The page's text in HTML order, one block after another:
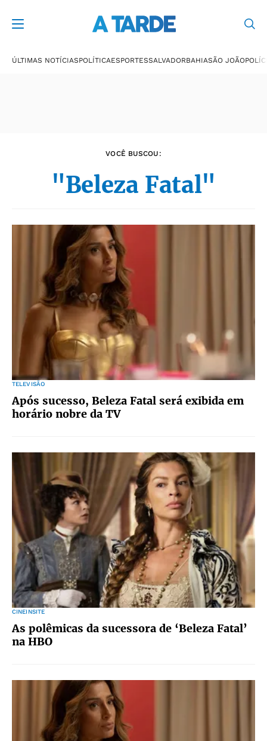
ÚLTIMAS NOTÍCIASPOLÍTICAESPORTESSALVADORBAHIASÃO JOÃO
VOCÊ BUSCOU:
"Beleza Fatal"
TELEVISÃO
Após sucesso, Beleza Fatal será exibida em
horário nobre da TV
CINEINSITE
As polêmicas da sucessora de ‘Beleza Fatal’
na HBO